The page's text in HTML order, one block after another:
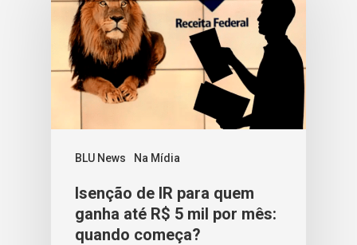
BLU News Na Mídia
Isenção de IR para quem
ganha até R$ 5 mil por mês:
quando começa?